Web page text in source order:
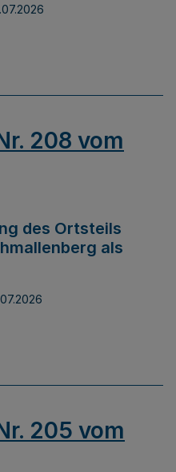
208 vom
des Ortsteils
als
205 vom